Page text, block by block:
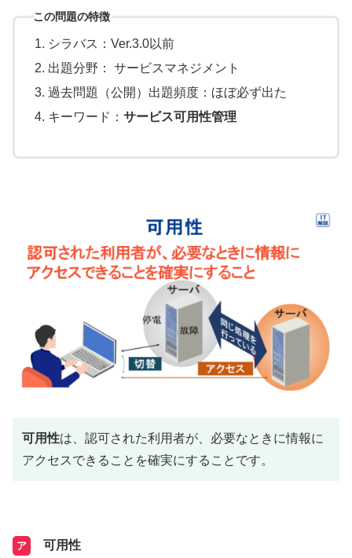
この問題の特徴
シラバス：Ver.3.0以前
出題分野： サービスマネジメント
過去問題（公開）出題頻度：ほぼ必ず出た
キーワード： サービス可用性管理
可用性は、認可された利用者が、必要なときに情報に
アクセスできることを確実にすることです。
ア 可用性